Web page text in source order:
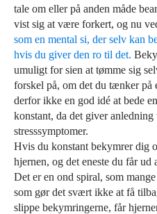
tale om eller på anden måde
vist sig at være forkert, og nu
som en mental si, der selv kan
hvis du giver den ro til det.
umuligt for sien at tømme sig
forskel på, om det du tænker
derfor ikke en god idé at bede
konstant, da det giver
stresssymptomer.
Hvis du konstant bekymrer dig
hjernen, og det eneste du får ud
Det er en ond spiral, som
som gør det svært ikke at få
slippe bekymringerne, får